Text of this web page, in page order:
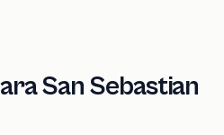
San Sebastian